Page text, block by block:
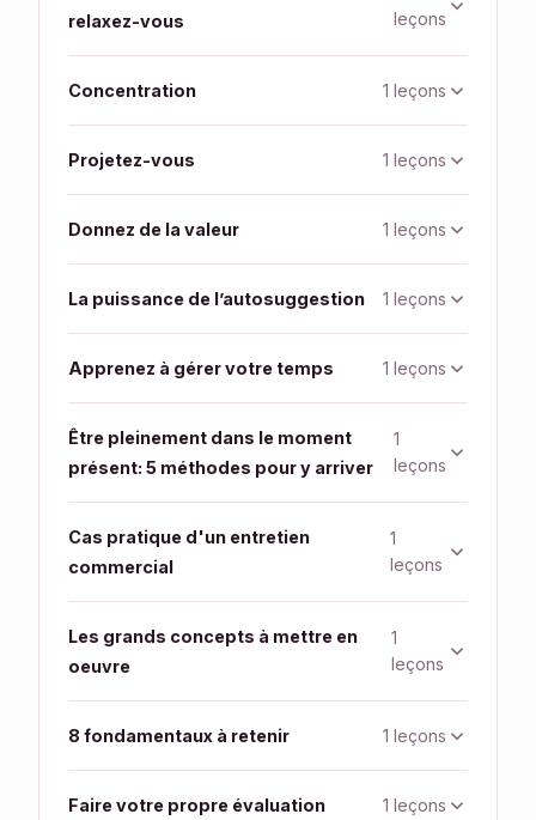
relaxez-vous
leçons
Concentration 1 leçons
Projetez-vous 1 leçons
Donnez de la valeur 1 leçons
La puissance de l’autosuggestion 1 leçons
Apprenez à gérer votre temps 1 leçons
Être pleinement dans le moment
présent: 5 méthodes pour y arriver
1
leçons
Cas pratique d'un entretien
commercial
1
leçons
Les grands concepts à mettre en
oeuvre
1
leçons
8 fondamentaux à retenir 1 leçons
Faire votre propre évaluation 1 leçons